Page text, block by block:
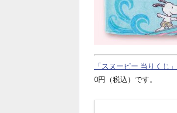
「スヌーピー 当りくじ」
0円（税込）です。